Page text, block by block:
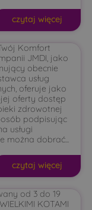
czytaj więcej
Komfort
JMDI, jako
obecnie
usług
oferuje jako
oferty dostęp
zdrowotnej
podpisując
usługi
można dobrać...
czytaj więcej
od 3 do 19
KOTAMI